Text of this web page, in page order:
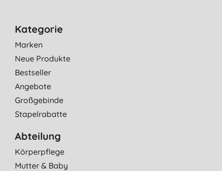
Kategorie
Marken
Neue Produkte
Bestseller
Angebote
Großgebinde
Stapelrabatte
Abteilung
Körperpflege
Mutter & Baby